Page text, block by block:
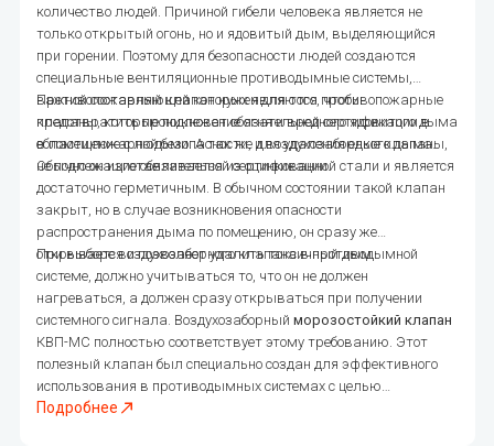
количество людей. Причиной гибели человека является не
только открытый огонь, но и ядовитый дым, выделяющийся
при горении. Поэтому для безопасности людей создаются
специальные вентиляционные противодымные системы,
важной составляющей которых являются противопожарные
клапаны, которые подлежат обязательной сертификации в
области пожарной безопасности, и воздухозаборные клапаны,
не подлежащие обязательной сертификации.
Противопожарный клапан нужен для того, чтобы
предотвратить проникновение огня и вредного ядовитого дыма
в помещение с людьми. А так же для удаления едкого дыма.
Обычно он изготавливается из оцинкованной стали и является
достаточно герметичным. В обычном состоянии такой клапан
закрыт, но в случае возникновения опасности
распространения дыма по помещению, он сразу же
открывается и позволяет удалить токсичный дым.
При выборе воздухозаборного клапана в противодымной
системе, должно учитываться то, что он не должен
нагреваться, а должен сразу открываться при получении
системного сигнала. Воздухозаборный морозостойкий клапан
КВП-МС полностью соответствует этому требованию. Этот
полезный клапан был специально создан для эффективного
использования в противодымных системах с целью
максимальной защиты людей в случае возникновения
Подробнее